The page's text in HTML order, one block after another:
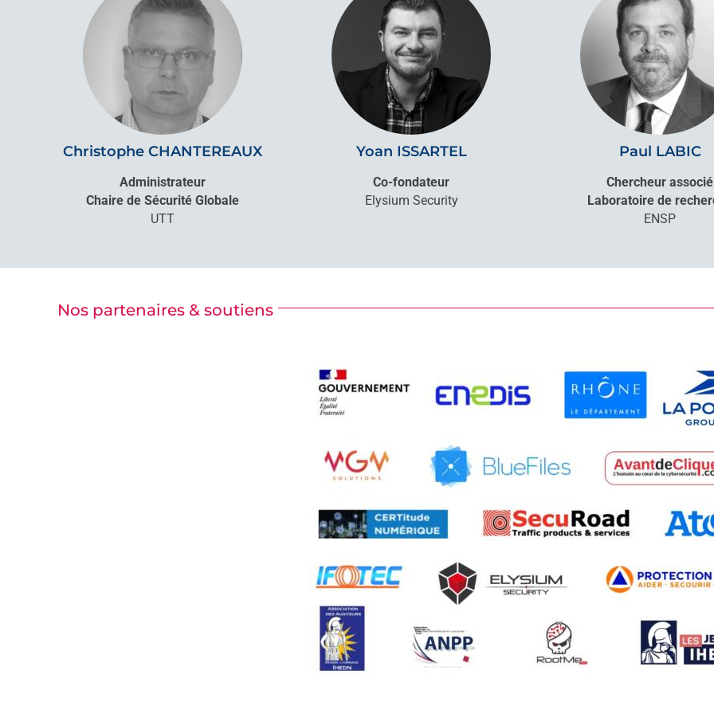
Christophe CHANTEREAUX
Administrateur
Chaire de Sécurité Globale
UTT
Yoan ISSARTEL
Co-fondateur
Elysium Security
Paul LABIC
Chercheur associé
Laboratoire de
ENSP
Nos partenaires & soutiens